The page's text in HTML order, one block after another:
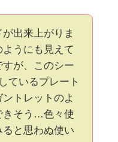
出来上がりま
うにも見えて
すが、このシー
ているプレート
トレットのよ
きそう…色々使
と思わぬ使い